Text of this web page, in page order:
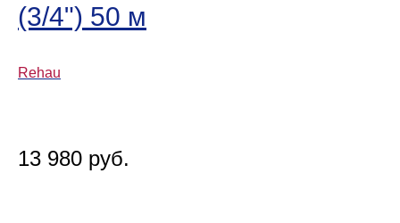
(3/4ʺ) 50 м
Rehau
13 980 руб.